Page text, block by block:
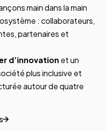
main dans la main
: collaborateurs,
partenaires et
d’innovation et un
plus inclusive et
autour de quatre